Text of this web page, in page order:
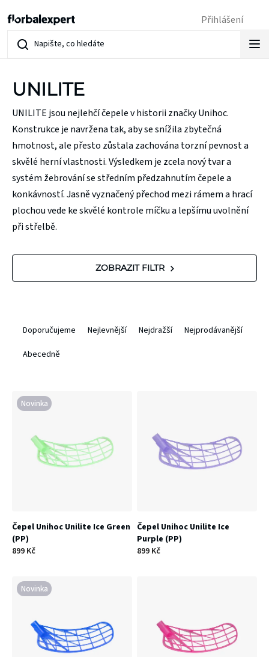
na
obsah
Přihlášení
UNILITE
UNILITE jsou nejlehčí čepele v historii značky Unihoc.
Konstrukce je navržena tak, aby se snížila zbytečná
hmotnost, ale přesto zůstala zachována torzní pevnost a
skvělé herní vlastnosti. Výsledkem je zcela nový tvar a
systém žebrování se středním předzahnutím čepele a
konkávností. Jasně vyznačený přechod mezi rámem a hrací
plochou vede ke skvělé kontrole míčku a lepšímu uvolnění
při střelbě.
Ř
a
e
n
d
k
Doporučujeme Nejlevnější Nejdražší
Nejprodávanější
Abecedně
ZOBRAZIT FILTR
ý
r
t
ů
Novinka
Čepel Unihoc Unilite Ice Green
(PP)
899 Kč
Čepel Unihoc Unilite Ice
Purple (PP)
899 Kč
Novinka